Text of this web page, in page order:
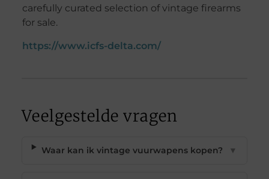
carefully curated selection of vintage firearms
for sale.
https://www.icfs-delta.com/
Veelgestelde vragen
Waar kan ik vintage vuurwapens kopen? ▼